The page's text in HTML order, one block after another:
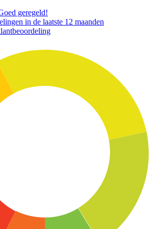
geregeld!
in de laatste 12 maanden